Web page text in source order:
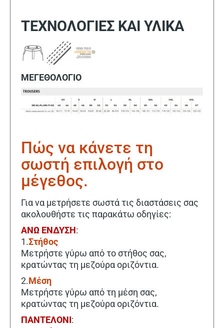
ΤΕΧΝΟΛΟΓΙΕΣ ΚΑΙ ΥΛΙΚΑ
ΜΕΓΕΘΟΛΟΓΙΟ
Πώς να κάνετε τη
σωστή επιλογή στο
μέγεθος.
Για να μετρήσετε σωστά τις διαστάσεις σας
ακολουθήστε τις παρακάτω οδηγίες:
ΑΝΩ ΕΝΔΥΣΗ:
1.Στήθος
Μετρήστε γύρω από το στήθος σας,
κρατώντας τη μεζούρα οριζόντια.
2.Μέση
Μετρήστε γύρω από τη μέση σας,
κρατώντας τη μεζούρα οριζόντια.
ΠΑΝΤΕΛΟΝΙ: